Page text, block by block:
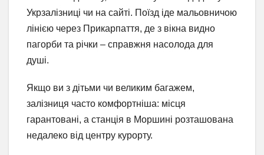
Укрзалізниці чи на сайті. Поїзд іде мальовничою
лінією через Прикарпаття, де з вікна видно
пагорби та річки – справжня насолода для
душі.
Якщо ви з дітьми чи великим багажем,
залізниця часто комфортніша: місця
гарантовані, а станція в Моршині розташована
недалеко від центру курорту.